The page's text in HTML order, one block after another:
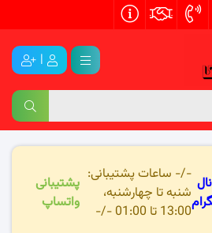
|
-/- ساعات پشتیبانی:
شنبه تا چهارشنبه،
13:00 تا 01:00 -/-
پشتیبانی
واتساپ